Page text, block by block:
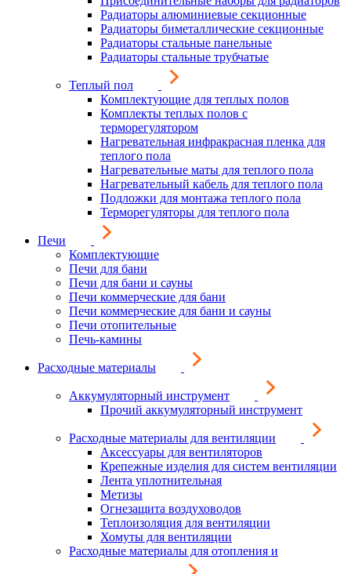
Радиаторы алюминиевые секционные
Радиаторы биметаллические секционные
Радиаторы стальные панельные
Радиаторы стальные трубчатые
Теплый пол
Комплектующие для теплых полов
Комплекты теплых полов с
терморегулятором
Нагревательная инфракрасная пленка для
теплого пола
Нагревательные маты для теплого пола
Нагревательный кабель для теплого пола
Подложки для монтажа теплого пола
Терморегуляторы для теплого пола
Печи
Комплектующие
Печи для бани
Печи для бани и сауны
Печи коммерческие для бани
Печи коммерческие для бани и сауны
Печи отопительные
Печь-камины
Расходные материалы
Аккумуляторный инструмент
Прочий аккумуляторный инструмент
Расходные материалы для вентиляции
Аксессуары для вентиляторов
Крепежные изделия для систем вентиляции
Лента уплотнительная
Метизы
Огнезащита воздуховодов
Теплоизоляция для вентиляции
Хомуты для вентиляции
Расходные материалы для отопления и